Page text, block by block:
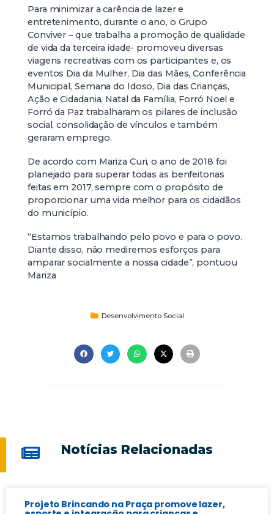
Para minimizar a carência de lazer e
entretenimento, durante o ano, o Grupo
Conviver – que trabalha a promoção de qualidade
de vida da terceira idade- promoveu diversas
viagens recreativas com os participantes e, os
eventos Dia da Mulher, Dia das Mães, Conferência
Municipal, Semana do Idoso, Dia das Crianças,
Ação e Cidadania, Natal da Família, Forró Noel e
Forró da Paz trabalharam os pilares de inclusão
social, consolidação de vínculos e também
geraram emprego.
De acordo com Mariza Curi, o ano de 2018 foi
planejado para superar todas as benfeitorias
feitas em 2017, sempre com o propósito de
proporcionar uma vida melhor para os cidadãos
do município.
“Estamos trabalhando pelo povo e para o povo.
Diante disso, não mediremos esforços para
amparar socialmente a nossa cidade”, pontuou
Mariza
Desenvolvimento Social
Notícias Relacionadas
Projeto Brincando na Praça promove lazer,